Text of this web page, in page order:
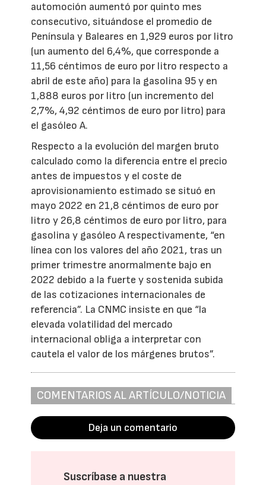
automoción aumentó por quinto mes
consecutivo, situándose el promedio de
Península y Baleares en 1,929 euros por litro
(un aumento del 6,4%, que corresponde a
11,56 céntimos de euro por litro respecto a
abril de este año) para la gasolina 95 y en
1,888 euros por litro (un incremento del
2,7%, 4,92 céntimos de euro por litro) para
el gasóleo A.
Respecto a la evolución del margen bruto
calculado como la diferencia entre el precio
antes de impuestos y el coste de
aprovisionamiento estimado se situó en
mayo 2022 en 21,8 céntimos de euro por
litro y 26,8 céntimos de euro por litro, para
gasolina y gasóleo A respectivamente, “en
línea con los valores del año 2021, tras un
primer trimestre anormalmente bajo en
2022 debido a la fuerte y sostenida subida
de las cotizaciones internacionales de
referencia”. La CNMC insiste en que “la
elevada volatilidad del mercado
internacional obliga a interpretar con
cautela el valor de los márgenes brutos”.
COMENTARIOS AL ARTÍCULO/NOTICIA
Deja un comentario
Suscríbase a nuestra